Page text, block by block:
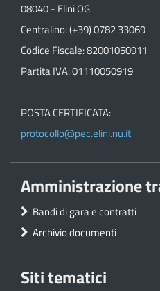
08040 - Elini OG
Centralino: (+39) 0782 33069
Codice Fiscale: 82001050911
Partita IVA: 01110050919
POSTA CERTIFICATA:
protocollo@pec.elini.nu.it
Amministrazione
Bandi di gara e contratti
Archivio documenti
Siti tematici